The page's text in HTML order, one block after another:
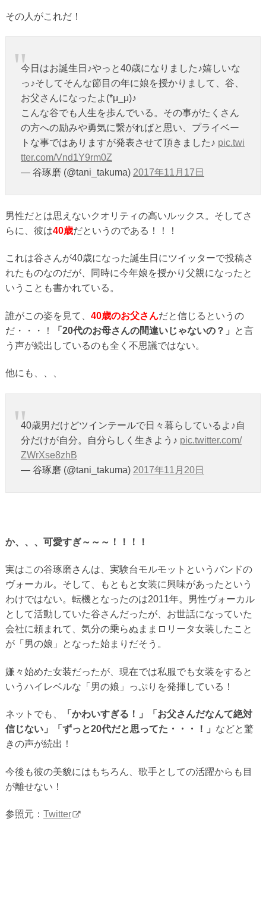
その人がこれだ！
今日はお誕生日♪やっと40歳になりました♪嬉しいな
っ♪そしてそんな節目の年に娘を授かりまして、谷、
お父さんになったよ(*μ_μ)♪
こんな谷でも人生を歩んでいる。その事がたくさん
の方への励みや勇気に繋がればと思い、プライベー
トな事ではありますが発表させて頂きました♪ pic.twi
tter.com/Vnd1Y9rm0Z
— 谷琢磨 (@tani_takuma) 2017年11月17日
男性だとは思えないクオリティの高いルックス。そしてさ
らに、彼は40歳だというのである！！！
これは谷さんが40歳になった誕生日にツイッターで投稿さ
れたものなのだが、同時に今年娘を授かり父親になったと
いうことも書かれている。
誰がこの姿を見て、 40歳のお父さんだと信じるというの
だ・・・！
「20代のお母さんの間違いじゃないの？」
と言
う声が続出しているのも全く不思議ではない。
他にも、、、
40歳男だけどツインテールで日々暮らしているよ♪自
分だけが自分。自分らしく生きよう♪ pic.twitter.com/
ZWrXse8zhB
— 谷琢磨 (@tani_takuma) 2017年11月20日
か、、、可愛すぎ～～～！！！！
実はこの谷琢磨さんは、実験台モルモットというバンドの
ヴォーカル。そして、もともと女装に興味があったという
わけではない。転機となったのは2011年。男性ヴォーカル
として活動していた谷さんだったが、お世話になっていた
会社に頼まれて、気分の乗らぬままロリータ女装したこと
が「男の娘」となった始まりだそう。
嫌々始めた女装だったが、現在では私服でも女装をすると
いうハイレベルな「男の娘」っぷりを発揮している！
ネットでも、
「かわいすぎる！」「お父さんだなんて絶対
信じない」「ずっと20代だと思ってた・・・！」 などと驚
きの声が続出！
今後も彼の美貌にはもちろん、歌手としての活躍からも目
が離せない！
参照元： Twitter